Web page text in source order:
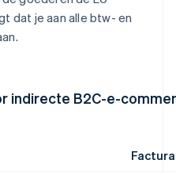
dat je aan alle btw- en
indirecte B2C-e-